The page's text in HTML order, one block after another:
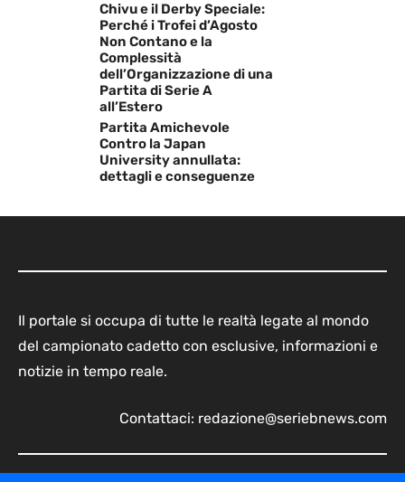
Chivu e il Derby Speciale:
Perché i Trofei d’Agosto
Non Contano e la
Complessità
dell’Organizzazione di una
Partita di Serie A
all’Estero
Partita Amichevole
Contro la Japan
University annullata:
dettagli e conseguenze
Il portale si occupa di tutte le realtà legate al mondo
del campionato cadetto con esclusive, informazioni e
notizie in tempo reale.
Contattaci: redazione@seriebnews.com